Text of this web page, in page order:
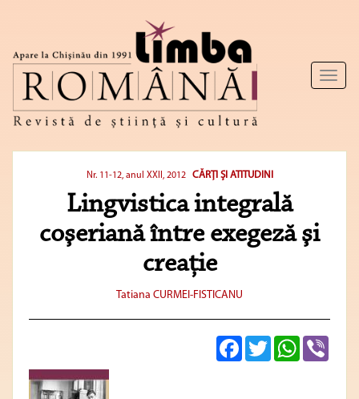
Toggle
Nr. 11-12, anul XXII, 2012 CĂRŢI ŞI ATITUDINI
Lingvistica integrală
coşeriană între exegeză şi
creaţie
Tatiana CURMEI-FISTICANU
FacebookTwitterWhatsApp